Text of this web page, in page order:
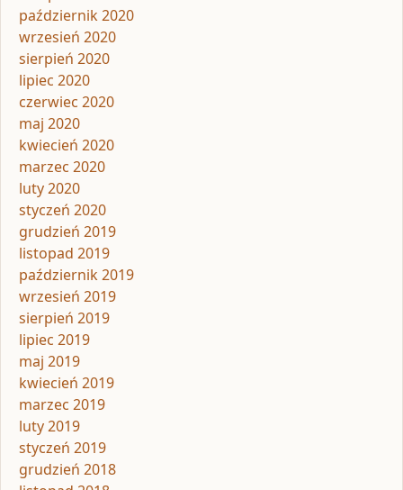
październik 2020
wrzesień 2020
sierpień 2020
lipiec 2020
czerwiec 2020
maj 2020
kwiecień 2020
marzec 2020
luty 2020
styczeń 2020
grudzień 2019
listopad 2019
październik 2019
wrzesień 2019
sierpień 2019
lipiec 2019
maj 2019
kwiecień 2019
marzec 2019
luty 2019
styczeń 2019
grudzień 2018